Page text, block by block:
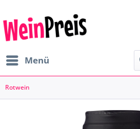
Menü
Rotwein